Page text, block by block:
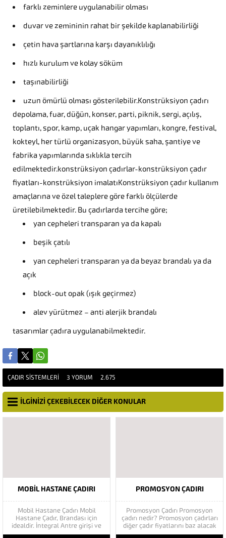
farklı zeminlere uygulanabilir olması
duvar ve zemininin rahat bir şekilde kaplanabilirliği
çetin hava şartlarına karşı dayanıklılığı
hızlı kurulum ve kolay söküm
taşınabilirliği
uzun ömürlü olması gösterilebilir.Konstrüksiyon çadırı
depolama, fuar, düğün, konser, parti, piknik, sergi, açılış,
toplantı, spor, kamp, uçak hangar yapımları, kongre, festival,
kokteyl, her türlü organizasyon, büyük saha, şantiye ve
fabrika yapımlarında sıklıkla tercih
edilmektedir.konstrüksiyon çadırlar-konstrüksiyon çadır
fiyatları-konstrüksiyon imalatıKonstrüksiyon çadır kullanım
amaçlarına ve özel taleplere göre farklı ölçülerde
üretilebilmektedir. Bu çadırlarda tercihe göre;
yan cepheleri transparan ya da kapalı
beşik çatılı
yan cepheleri transparan ya da beyaz brandalı ya da
açık
block-out opak (ışık geçirmez)
alev yürütmez – anti alerjik brandalı
tasarımlar çadıra uygulanabilmektedir.
ÇADIR SISTEMLERI 3 YORUM 2.675
İLGİNİZİ ÇEKEBİLECEK DİĞER KONULAR
MOBIL HASTANE ÇADIRI
Mobil Hastane Çadırı Mobil
Hastane Çadır, Brandası için
idealdir. İntegral Antre girişi ve
Havalandırma Kontrolü bulunan
PROMOSYON ÇADIRI
Promosyon Çadırı Promosyon
çadırı nedir? Promosyon çadırları
diğer çadır fiyatlarını baz alacak
olursanız oldukça uygun